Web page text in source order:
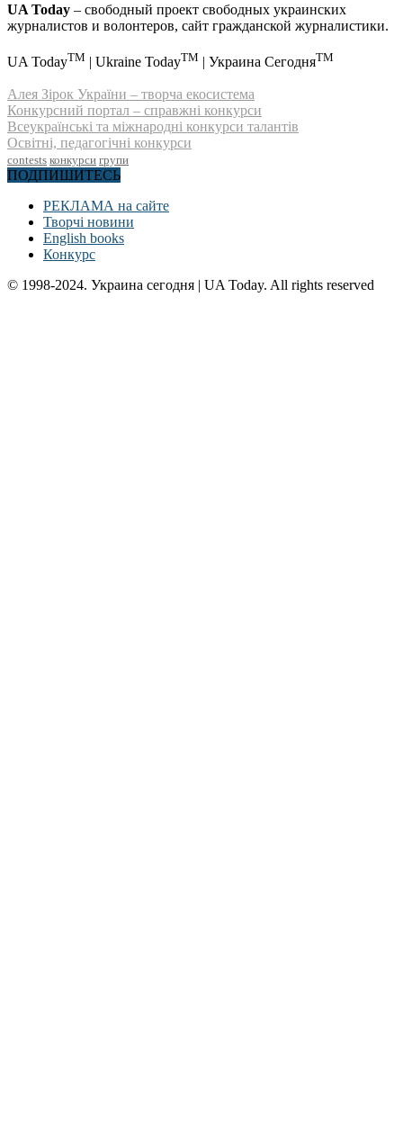
UA Today – свободный проект свободных украинских
журналистов и волонтеров, сайт гражданской журналистики.
UA TodayTM | Ukraine TodayTM | Украина СегодняTM
Алея Зірок України – творча екосистема
Конкурсний портал – справжні конкурси
Всеукраїнські та міжнародні конкурси талантів
Освітні, педагогічні конкурси
contests конкурси групи
ПОДПИШИТЕСЬ
РЕКЛАМА на сайте
Творчі новини
English books
Конкурс
© 1998-2024. Украина сегодня | UA Today. All rights reserved